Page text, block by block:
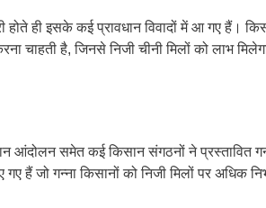
होते ही इसके कई प्रावधान विवादों में आ गए हैं।
चाहती है, जिनसे निजी चीनी मिलों को लाभ
समेत कई किसान संगठनों ने प्रस्तावित
हैं जो गन्ना किसानों को निजी मिलों पर अधिक